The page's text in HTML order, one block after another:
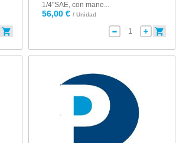
1/4"SAE, con mane...
56,00 € / Unidad